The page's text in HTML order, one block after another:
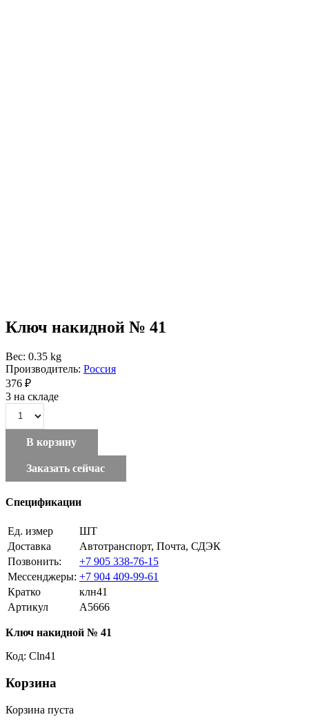
Ключ накидной № 41
Вес: 0.35 kg
Производитель: Россия
376 ₽
3 на складе
В корзину
Заказать сейчас
Спецификации
Ед. измер
ШТ
Доставка
Автотранспорт, Почта, СДЭК
Позвонить:
+7 905 338-76-15
Мессенджеры: +7 904 409-99-61
Кратко
клн41
Артикул
A5666
Ключ накидной № 41
Код: Cln41
Корзина
Корзина пуста